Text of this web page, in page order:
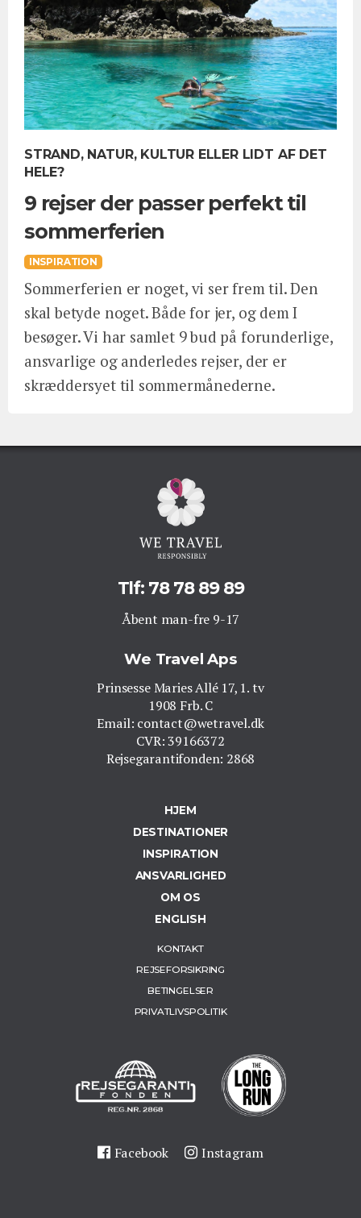
STRAND, NATUR, KULTUR ELLER LIDT AF DET
HELE?
9 rejser der passer perfekt til
sommerferien
INSPIRATION
Sommerferien er noget, vi ser frem til. Den
skal betyde noget. Både for jer, og dem I
besøger. Vi har samlet 9 bud på forunderlige,
ansvarlige og anderledes rejser, der er
skræddersyet til sommermånederne.
Tlf: 78 78 89 89
Åbent man-fre 9-17
We Travel Aps
Prinsesse Maries Allé 17, 1. tv
1908 Frb. C
Email: contact@wetravel.dk
CVR: 39166372
Rejsegarantifonden: 2868
HJEM
DESTINATIONER
INSPIRATION
ANSVARLIGHED
OM OS
ENGLISH
KONTAKT
REJSEFORSIKRING
BETINGELSER
PRIVATLIVSPOLITIK
Facebook Instagram